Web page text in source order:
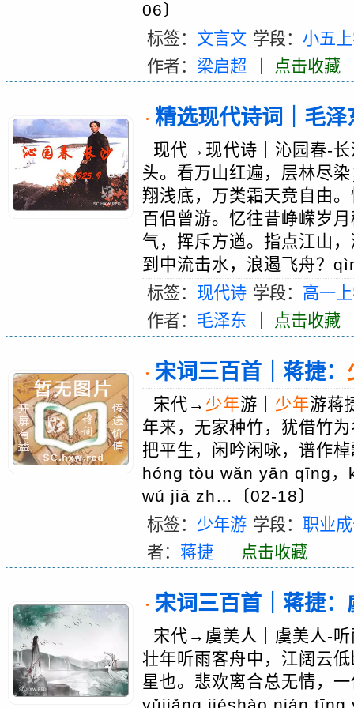
06〕
标签： 文言文 学段：小五
作者： 梁启超 点击收藏
· 精选现代诗词｜毛
现代→现代诗｜沁园春-长
头。看万山红遍，层林尽
翔浅底，万类霜天竞自由
百侣曾游。忆往昔峥嵘岁
气，挥斥方遒。指点江山
到中流击水，浪遏飞舟？
标签： 现代诗 学段： 高一
作者： 毛泽东 点击收藏
· 宋词三百首｜蒋捷：
宋代→ 少年游｜ 少年游蒋
年来，无家种竹，犹借竹
把平生，闲吟闲咏，谱作
hóng tòu wǎn yān qīng
wú jiā zh…〔02-18〕
标签： 少年游 学段： 职业
者： 蒋捷 点击收藏
· 宋词三百首｜蒋捷：
宋代→虞美人｜虞美人-听
壮年听雨客舟中，江阔云
星也。悲欢离合总无情，